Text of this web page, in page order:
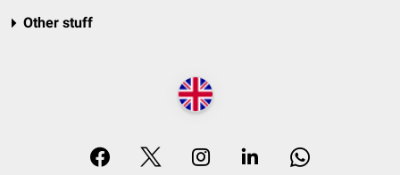
Other stuff